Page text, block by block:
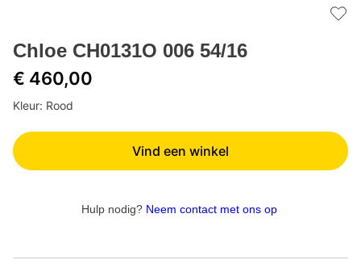
Chloe CH0131O 006 54/16
€ 460,00
Kleur: Rood
Vind een winkel
Hulp nodig? Neem contact met ons op